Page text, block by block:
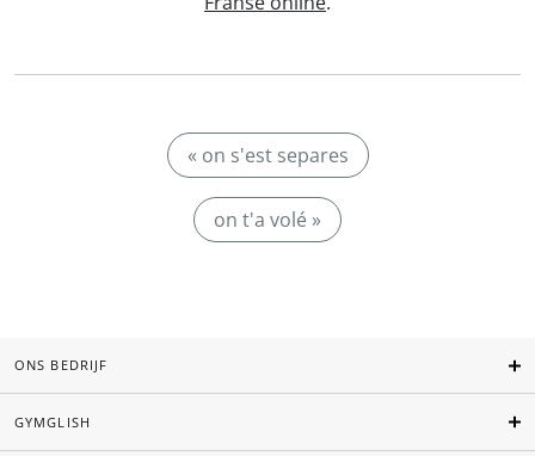
« on s'est separes
on t'a volé »
ONS BEDRIJF
GYMGLISH